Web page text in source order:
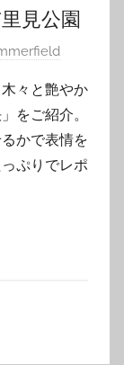
見公園
々と艶やか
をご紹介。
かで表情を
ぷりでレポ